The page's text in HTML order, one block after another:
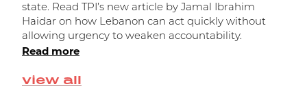
view all
state. Read TPI’s new article by Jamal Ibrahim
Haidar on how Lebanon can act quickly without
allowing urgency to weaken accountability.
Read more